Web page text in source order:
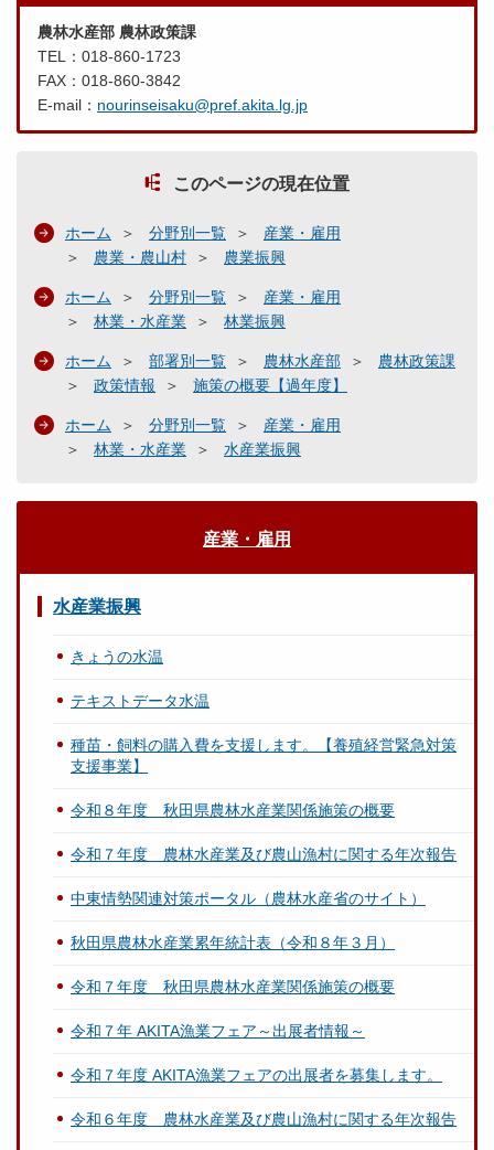
農林水産部 農林政策課
TEL：018-860-1723
FAX：018-860-3842
E-mail： nourinseisaku@pref.akita.lg.jp
このページの現在位置
ホーム 分野別一覧
産業・雇用
農業・農山村
農業振興
ホーム 分野別一覧
産業・雇用
林業・水産業
林業振興
ホーム 部署別一覧 農林水産部
農林政策課
政策情報
施策の概要【過年度】
ホーム 分野別一覧
産業・雇用
林業・水産業
水産業振興
産業・雇用
水産業振興
きょうの水温
テキストデータ水温
種苗・飼料の購入費を支援します。【養殖経営緊急対策
支援事業】
令和８年度 秋田県農林水産業関係施策の概要
令和７年度 農林水産業及び農山漁村に関する年次報告
中東情勢関連対策ポータル（農林水産省のサイト）
秋田県農林水産業累年統計表（令和８年３月）
令和７年度 秋田県農林水産業関係施策の概要
令和７年 AKITA漁業フェア～出展者情報～
令和７年度 AKITA漁業フェアの出展者を募集します。
令和６年度 農林水産業及び農山漁村に関する年次報告